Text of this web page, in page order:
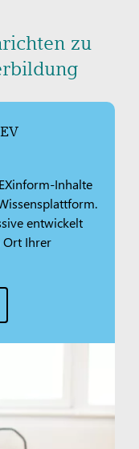
zu
Inhalte
entwickelt
Ort Ihrer